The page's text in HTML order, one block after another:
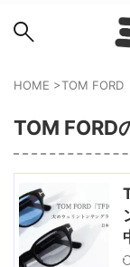
HOME >TOM FORD
TOM FORD